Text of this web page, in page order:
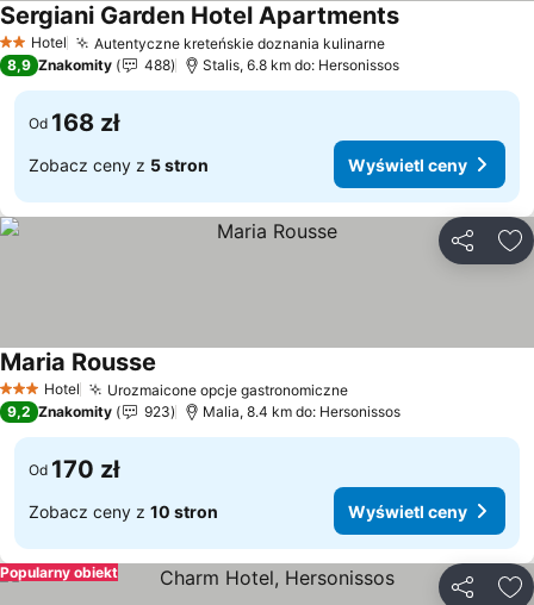
2 Kategoria
Hotel Autentyczne kreteńskie doznania kulinarneWyświetl ceny
Sergiani Garden Hotel ApartmentsWyświetl ceny
8,9 Znakomity 488 Stalis, 6.8 km do: Hersonissos
Od 168 zł
Zobacz ceny z 5 stron Wyświetl ceny
3 Kategoria
Hotel Urozmaicone opcje gastronomiczneWyświetl ceny
Maria Rousse
9,2 Znakomity 923 Malia, 8.4 km do: Hersonissos
Od 170 zł
Zobacz ceny z 10 stron Wyświetl ceny
Popularny obiekt